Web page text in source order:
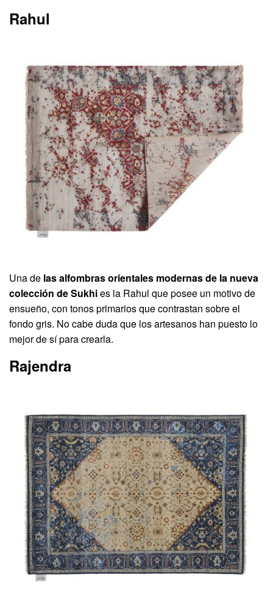
Rahul
Una de las alfombras orientales modernas de la nueva
colección de Sukhies la Rahul que posee un motivo de
ensueño, con tonos primarios que contrastan sobre el
fondo gris. No cabe duda que los artesanos han puesto lo
mejor de sí para crearla.
Rajendra